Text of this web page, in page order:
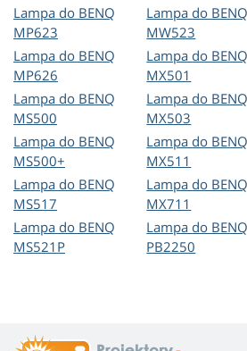
Lampa do BENQ
MP623
Lampa do BENQ
MP626
Lampa do BENQ
MS500
Lampa do BENQ
MS500+
Lampa do BENQ
MS517
Lampa do BENQ
MS521P
Lampa do BENQ
MW523
Lampa do BENQ
MX501
Lampa do BENQ
MX503
Lampa do BENQ
MX511
Lampa do BENQ
MX711
Lampa do BENQ
PB2250